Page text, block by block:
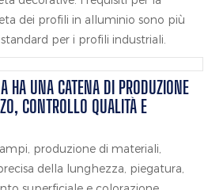
dei profili in alluminio sono più
per i profili industriali.
HA UNA CATENA DI PRODUZIONE
CONTROLLO QUALITÀ E
produzione di materiali,
della lunghezza, piegatura,